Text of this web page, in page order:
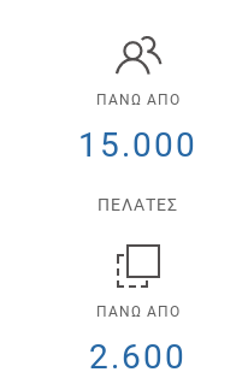
ΠΑΝΩ ΑΠΟ
15.000
ΠΕΛΑΤΕΣ
ΠΑΝΩ ΑΠΟ
2.600